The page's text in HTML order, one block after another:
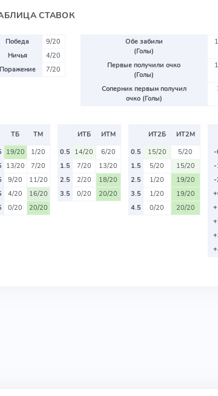
СТАВОК
Победа
9/20
Ничья
4/20
Поражение
7/20
Обе забили
(Голы)
Первые получили очко
(Голы)
Соперник первым получил
очко (Голы)
ТБ
ТМ
19/20
1/20
13/20
7/20
9/20
11/20
4/20
16/20
0/20 20/20
ИТБ
ИТМ
0.5 14/20
6/20
1.5
7/20
13/20
2.5
2/20
18/20
3.5
0/20 20/20
ИТ2Б
ИТ2М
0.5
15/20
5/20
1.5
5/20
15/20
2.5
1/20
19/20
3.5
1/20
19/20
4.5
0/20 20/20
-
-
-